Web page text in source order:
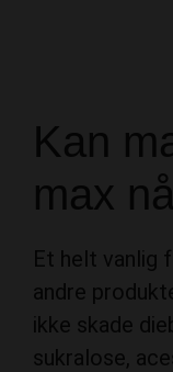
Kan
max
Et helt vanlig
andre
ikke skade
sukralose,